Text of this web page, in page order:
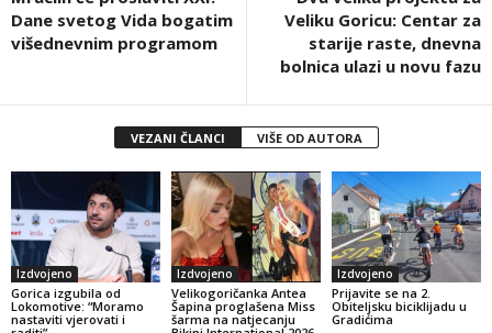
Dane svetog Vida bogatim
višednevnim programom
Veliku Goricu: Centar za
starije raste, dnevna
bolnica ulazi u novu fazu
VEZANI ČLANCI VIŠE OD AUTORA
Izdvojeno
Gorica izgubila od
Lokomotive: “Moramo
nastaviti vjerovati i
Izdvojeno
Velikogoričanka Antea
Šapina proglašena Miss
šarma na natjecanju
Izdvojeno
Prijavite se na 2.
Obiteljsku biciklijadu u
Gradićima